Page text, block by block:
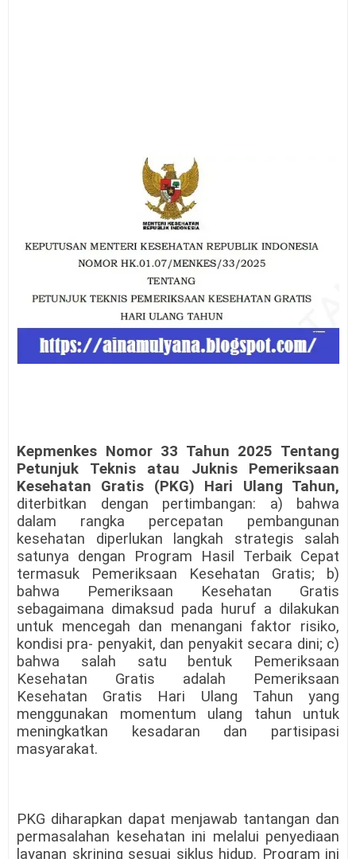
Kepmenkes Nomor 33 Tahun 2025 Tentang
Petunjuk Teknis atau Juknis Pemeriksaan
Kesehatan Gratis (PKG) Hari Ulang Tahun,
diterbitkan dengan pertimbangan: a) bahwa
dalam rangka percepatan pembangunan
kesehatan diperlukan langkah strategis salah
satunya dengan Program Hasil Terbaik Cepat
termasuk Pemeriksaan Kesehatan Gratis; b)
bahwa Pemeriksaan Kesehatan Gratis
sebagaimana dimaksud pada huruf a dilakukan
untuk mencegah dan menangani faktor risiko,
kondisi pra- penyakit, dan penyakit secara dini; c)
bahwa salah satu bentuk Pemeriksaan
Kesehatan Gratis adalah Pemeriksaan
Kesehatan Gratis Hari Ulang Tahun yang
menggunakan momentum ulang tahun untuk
meningkatkan kesadaran dan partisipasi
masyarakat.
PKG diharapkan dapat menjawab tantangan dan
permasalahan kesehatan ini melalui penyediaan
layanan skrining sesuai siklus hidup. Program ini